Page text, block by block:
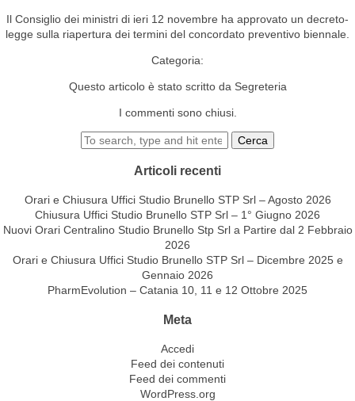
Il Consiglio dei ministri di ieri 12 novembre ha approvato un decreto-
legge sulla riapertura dei termini del concordato preventivo biennale.
Categoria:
Questo articolo è stato scritto da Segreteria
I commenti sono chiusi.
Cerca
Articoli recenti
Orari e Chiusura Uffici Studio Brunello STP Srl – Agosto 2026
Chiusura Uffici Studio Brunello STP Srl – 1° Giugno 2026
Nuovi Orari Centralino Studio Brunello Stp Srl a Partire dal 2 Febbraio
2026
Orari e Chiusura Uffici Studio Brunello STP Srl – Dicembre 2025 e
Gennaio 2026
PharmEvolution – Catania 10, 11 e 12 Ottobre 2025
Meta
Accedi
Feed dei contenuti
Feed dei commenti
WordPress.org